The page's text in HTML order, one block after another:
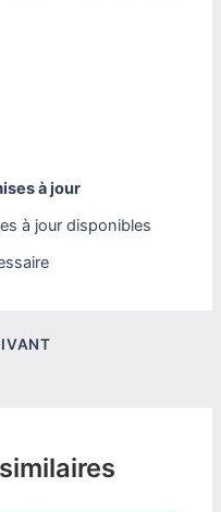
à jour
à jour disponibles